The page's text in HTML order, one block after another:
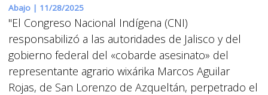
Abajo | 11/28/2025
"El Congreso Nacional Indígena (CNI)
responsabilizó a las autoridades de Jalisco y del
gobierno federal del «cobarde asesinato» del
representante agrario wixárika Marcos Aguilar
Rojas, de San Lorenzo de Azqueltán, perpetrado el